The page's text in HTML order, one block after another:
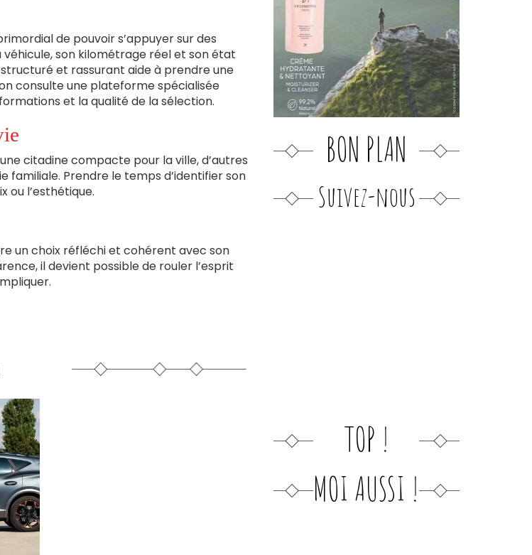
de pouvoir s’appuyer sur des
son kilométrage réel et son état
et rassurant aide à prendre une
consulte une plateforme spécialisée
et la qualité de la sélection.
citadine compacte pour la ville, d’autres
familiale. Prendre le temps d’identifier son
ou l’esthétique.
un choix réfléchi et cohérent avec son
il devient possible de rouler l’esprit
BON PLAN
Suivez-nous
TOP !
MOI AUSSI !